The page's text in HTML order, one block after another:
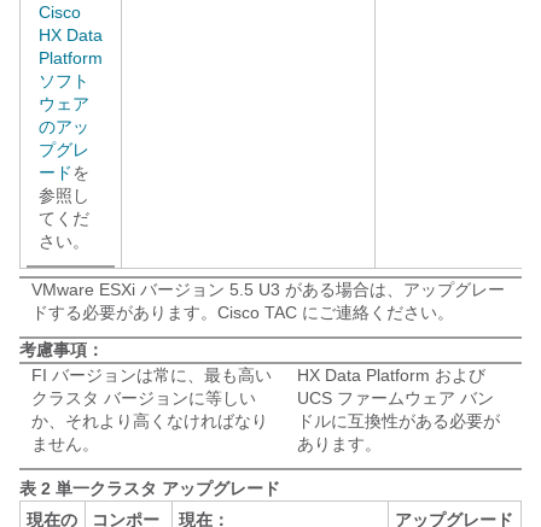
Cisco
HX Data
Platform
ソフト
ウェア
のアッ
プグレ
ードを
参照し
てくだ
さい。
VMware ESXi バージョン 5.5 U3 がある場合は、アップグレー
ドする必要があります。Cisco TAC にご連絡ください。
考慮事項：
FI バージョンは常に、最も高い
クラスタ バージョンに等しい
か、それより高くなければなり
ません。
HX Data Platform および
UCS ファームウェア バン
ドルに互換性がある必要が
あります。
表 2 単一クラスタ アップグレード
現在の
コンポー 現在： アップグレード